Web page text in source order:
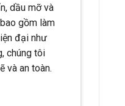
dầu mỡ và
gồm làm
đại như
chúng tôi
và an toàn.